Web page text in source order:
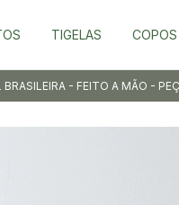
TIGELAS
BRASILEIRA - FEITO A MÃO -